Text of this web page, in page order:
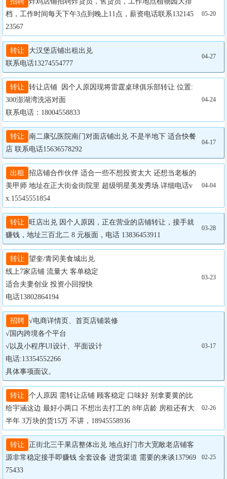
档，工作时间每天下午3点到晚上11点，薪资电话联系132145
23567
05-20
转让
大汉堡店铺出租出兑
联系电话13274554777
04-27
转让
转让店铺  因个人原因现将雷霆桌球俱乐部转让 位置:
300澎湖湾洗浴对面
联系电话：18004558833
04-24
转让
南二康弘医院南门对面店铺出兑 不是半地下 适合快餐
店 联系电话15636578292
04-17
出租
招店铺合作伙伴 适合一些不想投资太大 还想当老板的
美甲师 地址在正大街金街院里 超级明星美发秀场.详细电话v
x.15545551854
04-04
转让
旺店出兑 因个人原因，正在营业的店铺转让，接手就
赚钱，地址三百北二 8 元板面，电话 13836453911
03-28
转让
望奎/青冈美食城出兑
线上7家店铺 流量大 客单稳定
适合夫妻创业 投资小回报快
电话13802864194
03-23
招聘 √电商详情页、首页店铺装修
√国内跨境各个平台
√以及小程序UI设计、平面设计
​电话:13354552266
具体事项面议。
03-17
转让
个人原因 需转让店铺 顾客稳定 口味好 别拿要黄的比
给宇涵这边 最好小两口 不想出去打工的 8年店龄 房租还有大
半年 3万块的货15万 不讲，18945558936
02-26
转让
正街北三干果店整体出兑 地点好门市大宽敞老店铺客
源非常稳定接手即赚钱 全套设备 进货渠道 需要的来谈137969
75433
02-25